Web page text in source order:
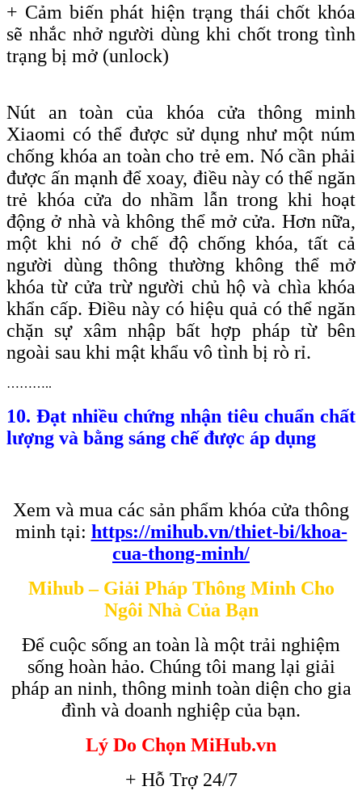
+ Cảm biến phát hiện trạng thái chốt khóa
sẽ nhắc nhở người dùng khi chốt trong tình
trạng bị mở (unlock)
Nút an toàn của khóa cửa thông minh
Xiaomi có thể được sử dụng như một núm
chống khóa an toàn cho trẻ em. Nó cần phải
được ấn mạnh để xoay, điều này có thể ngăn
trẻ khóa cửa do nhầm lẫn trong khi hoạt
động ở nhà và không thể mở cửa. Hơn nữa,
một khi nó ở chế độ chống khóa, tất cả
người dùng thông thường không thể mở
khóa từ cửa trừ người chủ hộ và chìa khóa
khẩn cấp. Điều này có hiệu quả có thể ngăn
chặn sự xâm nhập bất hợp pháp từ bên
ngoài sau khi mật khẩu vô tình bị rò rỉ.
………..
10. Đạt nhiều chứng nhận tiêu chuẩn chất
lượng và bằng sáng chế được áp dụng
Xem và mua các sản phẩm khóa cửa thông
minh tại: https://mihub.vn/thiet-bi/khoa-
cua-thong-minh/
Mihub – Giải Pháp Thông Minh Cho
Ngôi Nhà Của Bạn
Để cuộc sống an toàn là một trải nghiệm
sống hoàn hảo. Chúng tôi mang lại giải
pháp an ninh, thông minh toàn diện cho gia
đình và doanh nghiệp của bạn.
Lý Do Chọn MiHub.vn
+ Hỗ Trợ 24/7